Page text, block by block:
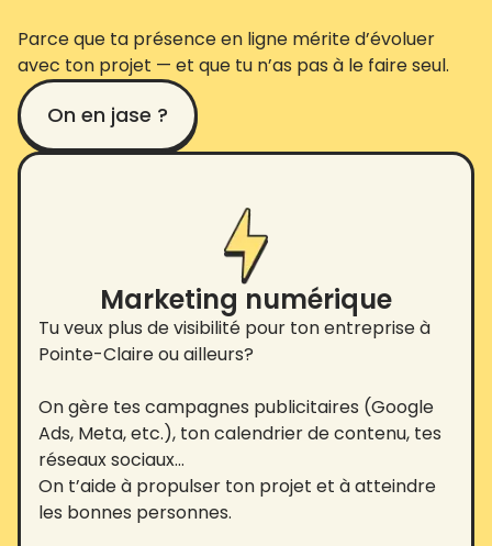
Parce que ta présence en ligne mérite d’évoluer
avec ton projet — et que tu n’as pas à le faire seul.
On en jase ?
Marketing numérique
Tu veux plus de visibilité pour ton entreprise à
Pointe-Claire ou ailleurs?
On gère tes campagnes publicitaires (Google
Ads, Meta, etc.), ton calendrier de contenu, tes
réseaux sociaux…
On t’aide à propulser ton projet et à atteindre
les bonnes personnes.